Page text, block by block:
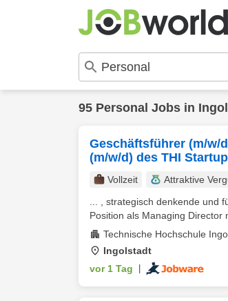
95 Personal Jobs in
Geschäftsführer (m/w/
(m/w/d) des THI
Vollzeit
Attraktive
... , strategisch denkende und
Position als Managing Director
Technische Hochschule
Ingolstadt
vor 1 Tag